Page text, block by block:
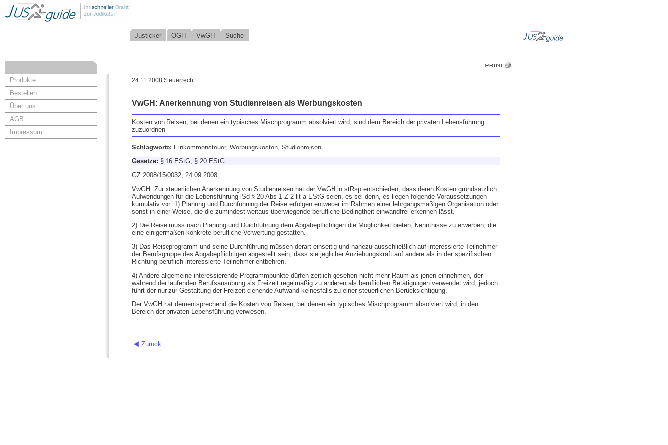
Justicker OGH VwGH Suche
Produkte
Bestellen
Über uns
AGB
Impressum
24.11.2008 Steuerrecht
VwGH: Anerkennung von Studienreisen als Werbungskosten
Kosten von Reisen, bei denen ein typisches Mischprogramm absolviert wird, sind dem Bereich der privaten Lebensführung
zuzuordnen
Schlagworte: Einkommensteuer, Werbungskosten, Studienreisen
Gesetze: § 16 EStG, § 20 EStG
GZ 2008/15/0032, 24.09.2008
VwGH: Zur steuerlichen Anerkennung von Studienreisen hat der VwGH in stRsp entschieden, dass deren Kosten grundsätzlich
Aufwendungen für die Lebensführung iSd § 20 Abs 1 Z 2 lit a EStG seien, es sei denn, es liegen folgende Voraussetzungen
kumulativ vor: 1) Planung und Durchführung der Reise erfolgen entweder im Rahmen einer lehrgangsmäßigen Organisation oder
sonst in einer Weise, die die zumindest weitaus überwiegende berufliche Bedingtheit einwandfrei erkennen lässt.
2) Die Reise muss nach Planung und Durchführung dem Abgabepflichtigen die Möglichkeit bieten, Kenntnisse zu erwerben, die
eine einigermaßen konkrete berufliche Verwertung gestatten.
3) Das Reiseprogramm und seine Durchführung müssen derart einseitig und nahezu ausschließlich auf interessierte Teilnehmer
der Berufsgruppe des Abgabepflichtigen abgestellt sein, dass sie jeglicher Anziehungskraft auf andere als in der spezifischen
Richtung beruflich interessierte Teilnehmer entbehren.
4) Andere allgemeine interessierende Programmpunkte dürfen zeitlich gesehen nicht mehr Raum als jenen einnehmen, der
während der laufenden Berufsausübung als Freizeit regelmäßig zu anderen als beruflichen Betätigungen verwendet wird; jedoch
führt der nur zur Gestaltung der Freizeit dienende Aufwand keinesfalls zu einer steuerlichen Berücksichtigung.
Der VwGH hat dementsprechend die Kosten von Reisen, bei denen ein typisches Mischprogramm absolviert wird, in den
Bereich der privaten Lebensführung verwiesen.
Zurück